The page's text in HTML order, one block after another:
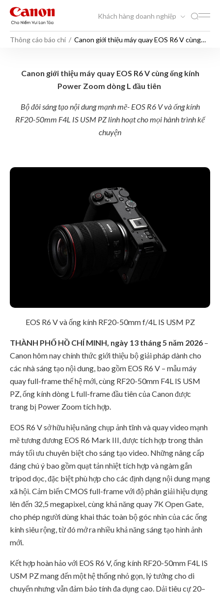
Khách hàng doanh nghiệp
Thông cáo báo chí
Canon giới thiệu máy quay EOS R6 V cùng
Canon giới thiệu máy quay
Canon giới thiệu máy quay EOS R6 V cùng ống kính
Power Zoom dòng L đầu tiên
Bộ đôi sáng tạo nội dung mạnh mẽ- EOS R6 V và ống kính
RF20-50mm F4L IS USM PZ linh hoạt cho mọi hành trình kể
chuyện
EOS R6 V và ống kính RF20-50mm f/4L IS USM PZ
THÀNH PHỐ HỒ CHÍ MINH, ngày 13 tháng 5 năm 2026 –
Canon hôm nay chính thức giới thiệu bộ giải pháp dành cho
các nhà sáng tạo nội dung, bao gồm EOS R6 V – mẫu máy
quay full-frame thế hệ mới, cùng RF20-50mm F4L IS USM
PZ, ống kính dòng L full-frame đầu tiên của Canon được
trang bị Power Zoom tích hợp.
EOS R6 V sở hữu hiệu năng chụp ảnh tĩnh và quay video mạnh
mẽ tương đương EOS R6 Mark III, được tích hợp trong thân
máy tối ưu chuyên biệt cho sáng tạo video. Những nâng cấp
đáng chú ý bao gồm quạt tản nhiệt tích hợp và ngàm gắn
tripod dọc, đặc biệt phù hợp cho các định dạng nội dung mạng
xã hội. Cảm biến CMOS full-frame với độ phân giải hiệu dụng
lên đến 32,5 megapixel, cùng khả năng quay 7K Open Gate,
cho phép người dùng khai thác toàn bộ góc nhìn của các ống
kính siêu rộng, từ đó mở ra nhiều khả năng sáng tạo hình ảnh
mới.
Kết hợp hoàn hảo với EOS R6 V, ống kính RF20-50mm F4L IS
USM PZ mang đến một hệ thống nhỏ gọn, lý tưởng cho di
chuyển nhưng vẫn đảm bảo tính đa dụng cao. Dải tiêu cự 20–